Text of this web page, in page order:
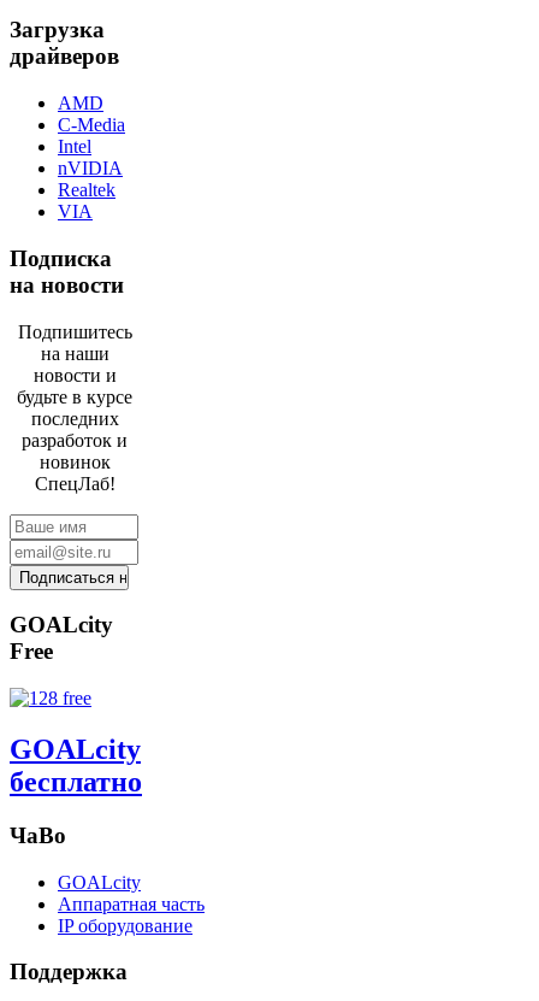
Загрузка
драйверов
AMD
C-Media
Intel
nVIDIA
Realtek
VIA
Подписка
на новости
Подпишитесь
на наши
новости и
будьте в курсе
последних
разработок и
новинок
СпецЛаб!
GOALcity
Free
GOALcity
бесплатно
ЧаВо
GOALcity
Аппаратная часть
IP оборудование
Поддержка